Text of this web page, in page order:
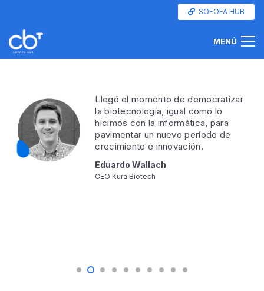
SOFOFA HUB
MENÚ
Llegó el momento de democratizar
la biotecnología, igual como lo
hicimos con la informática, para
pavimentar un nuevo período de
crecimiento e innovación.
Eduardo Wallach
CEO Kura Biotech